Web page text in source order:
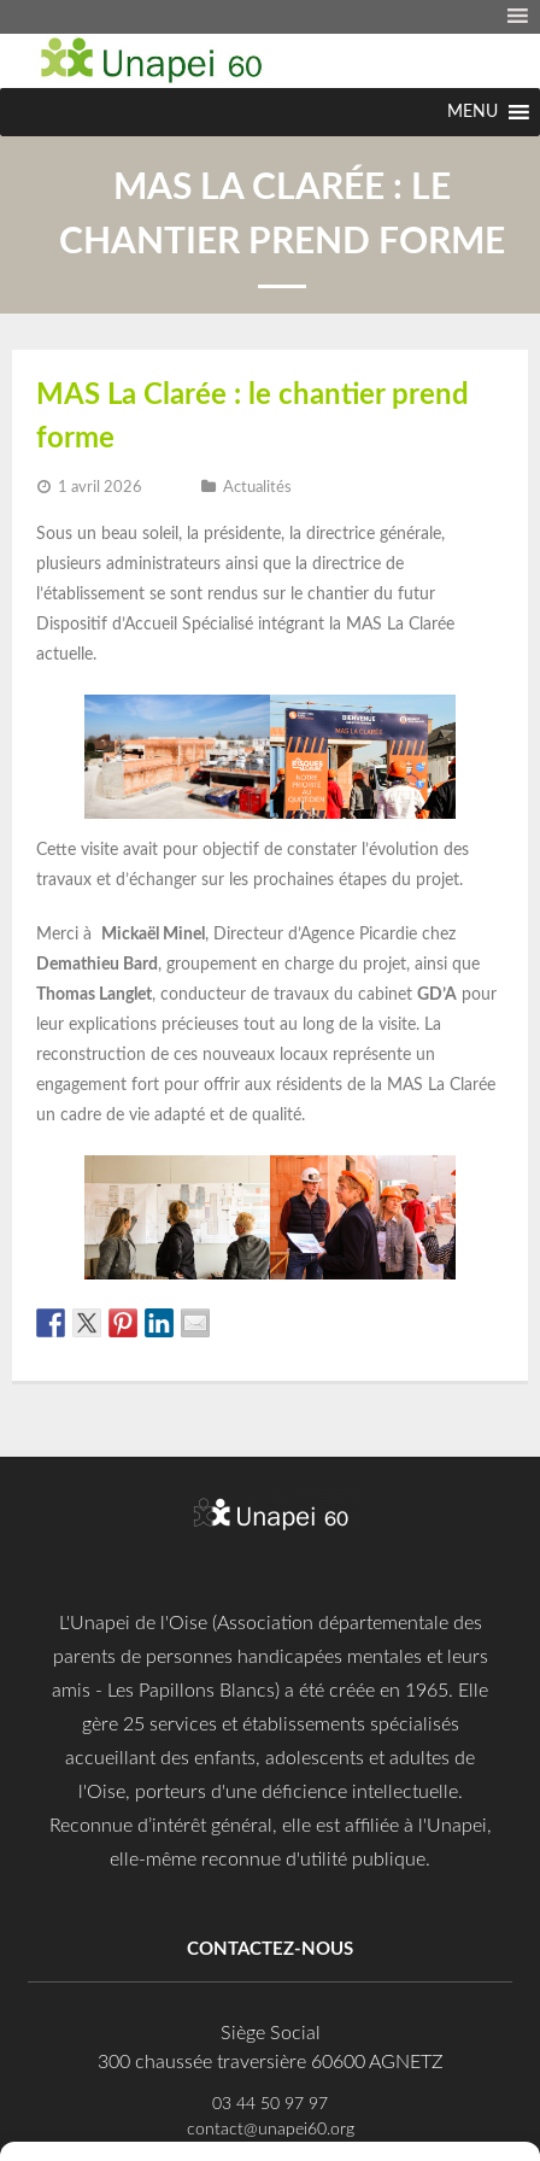
MENU
MAS LA CLARÉE : LE
CHANTIER PREND FORME
MAS La Clarée : le chantier prend
forme
1 avril 2026 Actualités
Sous un beau soleil, la présidente, la directrice générale,
plusieurs administrateurs ainsi que la directrice de
l’établissement se sont rendus sur le chantier du futur
Dispositif d’Accueil Spécialisé intégrant la MAS La Clarée
actuelle.
Cette visite avait pour objectif de constater l’évolution des
travaux et d’échanger sur les prochaines étapes du projet.
Merci à Mickaël Minel , Directeur d’Agence Picardie chez
Demathieu Bard , groupement en charge du projet, ainsi que
Thomas Langlet, conducteur de travaux du cabinet GD’A pour
leur explications précieuses tout au long de la visite. La
reconstruction de ces nouveaux locaux représente un
engagement fort pour offrir aux résidents de la MAS La Clarée
un cadre de vie adapté et de qualité.
L'Unapei de l'Oise (Association départementale des
parents de personnes handicapées mentales et leurs
amis - Les Papillons Blancs) a été créée en 1965. Elle
gère 25 services et établissements spécialisés
accueillant des enfants, adolescents et adultes de
l'Oise, porteurs d'une déficience intellectuelle.
Reconnue d’intérêt général, elle est affiliée à l'Unapei,
elle-même reconnue d'utilité publique.
CONTACTEZ-NOUS
Siège Social
300 chaussée traversière 60600 AGNETZ
03 44 50 97 97
contact@unapei60.org